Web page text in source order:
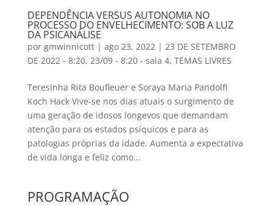
DEPENDÊNCIA VERSUS AUTONOMIA NO
PROCESSO DO ENVELHECIMENTO: SOB A LUZ
DA PSICANÁLISE
por gmwinnicott| ago 23, 2022| 23 DE SETEMBRO
DE 2022 - 8:20, 23/09 - 8:20 - sala 4, TEMAS LIVRES
Teresinha Rita Boufleuer e Soraya Maria Pandolfi
Koch Hack Vive-se nos dias atuais o surgimento de
uma geração de idosos longevos que demandam
atenção para os estados psíquicos e para as
patologias próprias da idade. Aumenta a expectativa
de vida longa e feliz como...
PROGRAMAÇÃO